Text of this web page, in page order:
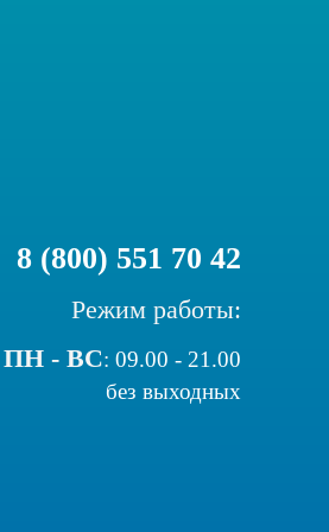
8 (800) 551 70 42
Режим работы:
ПН - ВС:09.00 - 21.00
без выходных